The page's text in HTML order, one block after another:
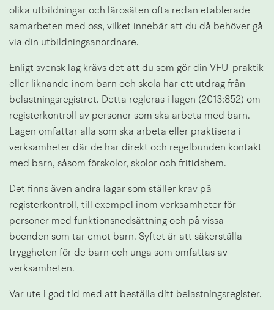
olika utbildningar och lärosäten ofta redan etablerade
samarbeten med oss, vilket innebär att du då behöver gå
via din utbildningsanordnare.
Enligt svensk lag krävs det att du som gör din VFU-praktik
eller liknande inom barn och skola har ett utdrag från
belastningsregistret. Detta regleras i lagen (2013:852) om
registerkontroll av personer som ska arbeta med barn.
Lagen omfattar alla som ska arbeta eller praktisera i
verksamheter där de har direkt och regelbunden kontakt
med barn, såsom förskolor, skolor och fritidshem.
Det finns även andra lagar som ställer krav på
registerkontroll, till exempel inom verksamheter för
personer med funktionsnedsättning och på vissa
boenden som tar emot barn. Syftet är att säkerställa
tryggheten för de barn och unga som omfattas av
verksamheten.
Var ute i god tid med att beställa ditt belastningsregister.